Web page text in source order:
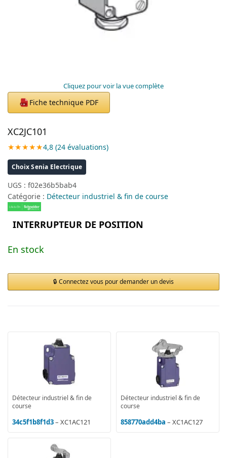
Cliquez pour voir la vue complète
PDF Fiche technique PDF
XC2JC101
★★★★★4,8 (24 évaluations)
Choix Senia Electrique
UGS : f02e36b5bab4
Catégorie : Détecteur industriel & fin de course
INTERRUPTEUR DE POSITION
En stock
Connectez vous pour demander un devis
Détecteur industriel & fin de
course
34c5f1b8f1d3– XC1AC121
Détecteur industriel & fin de
course
858770add4ba – XC1AC127